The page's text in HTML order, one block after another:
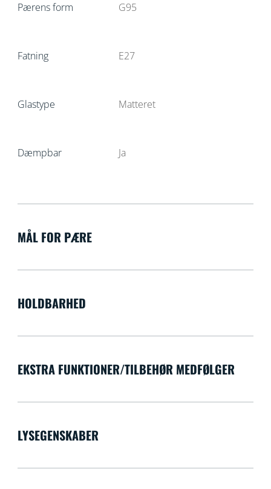
Pærens form G95
Fatning E27
Glastype Matteret
Dæmpbar Ja
MÅL FOR PÆRE
HOLDBARHED
EKSTRA FUNKTIONER/TILBEHØR MEDFØLGER
LYSEGENSKABER